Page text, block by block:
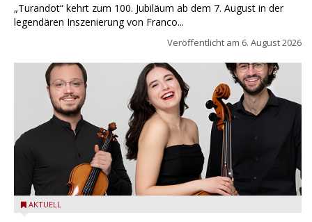
„Turandot“ kehrt zum 100. Jubiläum ab dem 7. August in der
legendären Inszenierung von Franco...
Veröffentlicht am 6. August 2026
Trio Adamello
AKTUELL